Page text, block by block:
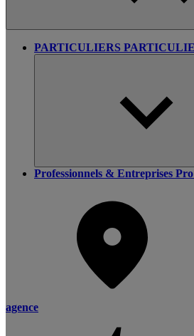
PARTICULIERS
Professionnels & Entreprises
agence